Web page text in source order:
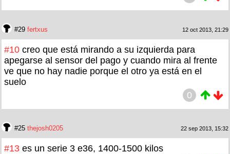
#29 fertxus 12 oct 2013, 21:29
#10 creo que está mirando a su izquierda para
apegarse al sensor del pago y cuando mira al frente
ve que no hay nadie porque el otro ya está en el
suelo
0
#25 thejosh0205 22 sep 2013, 15:32
#13 es un serie 3 e36, 1400-1500 kilos